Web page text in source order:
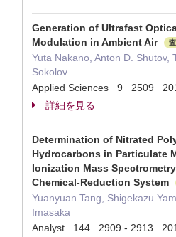
Generation of Ultrafast
Modulation in Ambient Air
Yuta Nakano, Anton D. Shutov,
Sokolov
Applied Sciences 9 2509
詳細を見る
Determination of Nitrated
Hydrocarbons in Particulate
Ionization Mass
Chemical-Reduction System
Yuanyuan Tang, Shigekazu
Imasaka
Analyst 144 2909 - 2913